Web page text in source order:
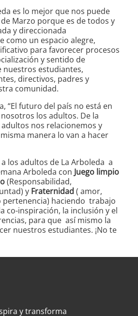
es lo mejor que nos puede
Marzo porque es de todos y
y direccionada
como un espacio alegre,
para favorecer procesos
y sentido de
nuestros estudiantes,
directivos, padres y
comunidad.
“El futuro del país no está en
los adultos. De la
nos relacionemos y
manera lo van a hacer
los adultos de La Arboleda a
Arboleda con Juego limpio
(Responsabilidad,
y Fraternidad ( amor,
haciendo trabajo
co-inspiración, la inclusión y el
para que así mismo la
nuestros estudiantes. ¡No te
y transforma